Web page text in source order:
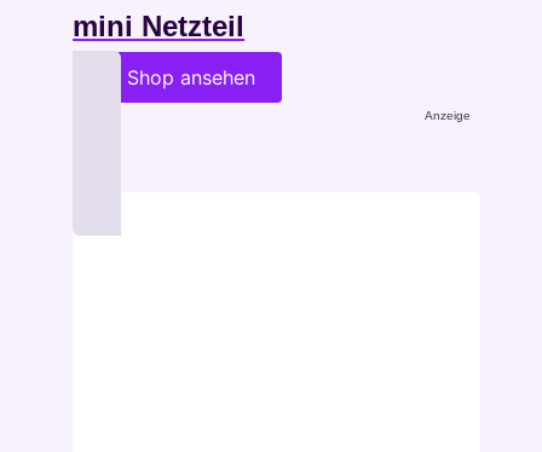
mini Netzteil
im Shop ansehen
Anzeige